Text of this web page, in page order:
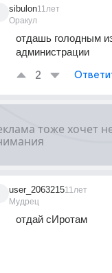
sibulon
Оракул
11лет
отдашь голодным
администрации
2
user_2063215
Мудрец
11лет
отдай сИротам